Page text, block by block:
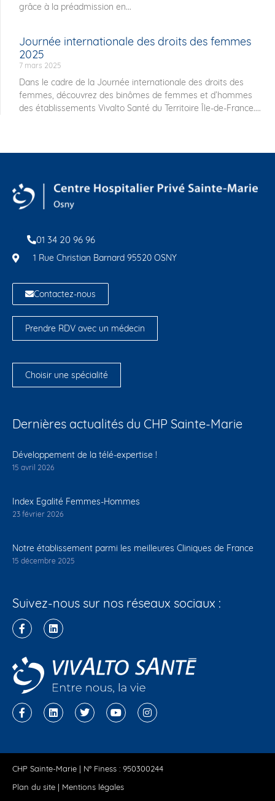
grâce à la préadmission en...
Journée internationale des droits des femmes
2025
7 mars 2025
Dans le cadre de la Journée internationale des droits des
femmes, découvrez des binômes de femmes et d’hommes
des établissements Vivalto Santé du Territoire Île-de-France....
01 34 20 96 96
1 Rue Christian Barnard 95520 OSNY
Contactez-nous
Prendre RDV avec un médecin
Choisir une spécialité
Dernières actualités du CHP Sainte-Marie
Développement de la télé-expertise !
15 avril 2026
Index Egalité Femmes-Hommes
23 février 2026
Notre établissement parmi les meilleures Cliniques de France
15 décembre 2025
Suivez-nous sur nos réseaux sociaux :
CHP Sainte-Marie | N° Finess : 950300244
Plan du site | Mentions légales